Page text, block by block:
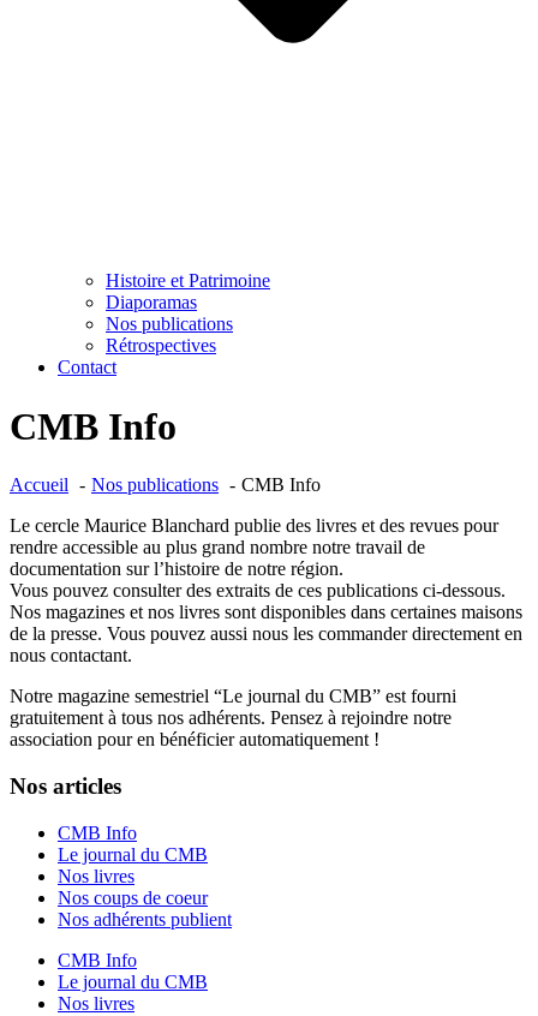
Histoire et Patrimoine
Diaporamas
Nos publications
Rétrospectives
Contact
CMB Info
Accueil Nos publications
CMB Info
Le cercle Maurice Blanchard publie des livres et des revues pour
rendre accessible au plus grand nombre notre travail de
documentation sur l’histoire de notre région.
Vous pouvez consulter des extraits de ces publications ci-dessous.
Nos magazines et nos livres sont disponibles dans certaines maisons
de la presse. Vous pouvez aussi nous les commander directement en
nous contactant.
Notre magazine semestriel “Le journal du CMB” est fourni
gratuitement à tous nos adhérents. Pensez à rejoindre notre
association pour en bénéficier automatiquement !
Nos articles
CMB Info
Le journal du CMB
Nos livres
Nos coups de coeur
Nos adhérents publient
CMB Info
Le journal du CMB
Nos livres